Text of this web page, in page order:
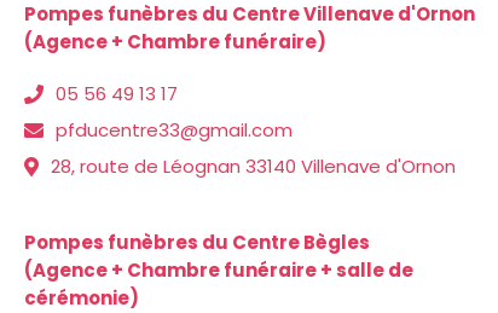
Pompes funèbres du Centre Villenave d'Ornon
(Agence + Chambre funéraire)
05 56 49 13 17
pfducentre33@gmail.com
28, route de Léognan 33140 Villenave d'Ornon
Pompes funèbres du Centre Bègles
(Agence + Chambre funéraire + salle de
cérémonie)